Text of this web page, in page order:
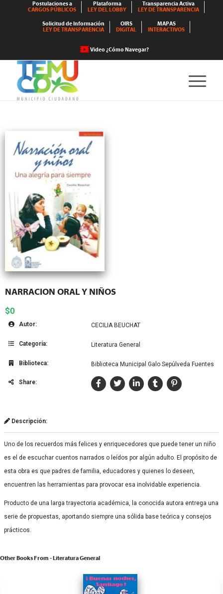
Postulaciones a
CARGOS PÚBLICOS
Plataforma
LEY DEL LOBBY
Transparencia Activa
LEY DE TRANSPARENCIA
Solicitud de Información
LEY DE TRANSPARENCIA
OIRS
DIGITAL
MAPAS
INTERACTIVOS
Video ¿Cómo Navegar?
NARRACION ORAL Y NIÑOS
$0
Autor: CECILIA BEUCHAT
Categoría: Literatura General
Biblioteca: Biblioteca Municipal Galo Sepúlveda Fuentes
Share:
Descripción:
Uno de los recuerdos más felices y enriquecedores que puede tener un niño
es el de escuchar cuentos narrados o leídos por algún adulto. El propósito de
esta obra es que padres de familia, educadores y quienes lo deseen,
encuentren las herramientas para provocar esa inolvidable experiencia.
Producto de una larga trayectoria académica, la conocida autora entrega una
serie de propuestas, aportando siempre una sólida base teórica y consejos
prácticos.
Other Books From - Literatura General